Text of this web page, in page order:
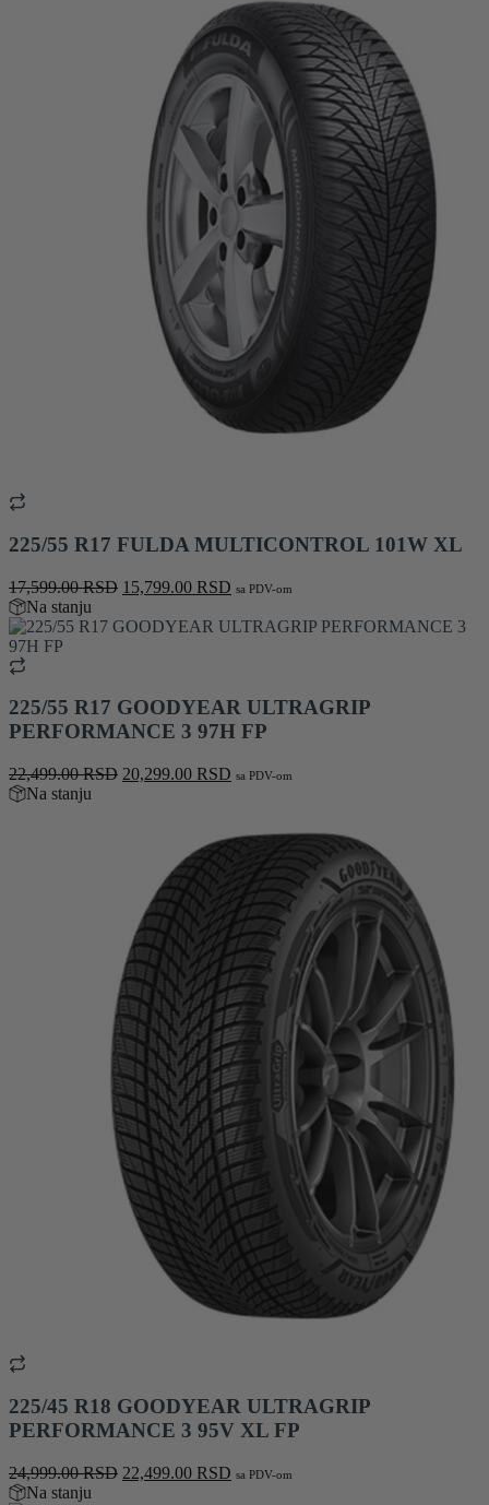
225/55 R17 FULDA MULTICONTROL 101W XL
17,599.00RSD Originalna
je
15,799.00 RSD Trenutna
je:
sa PDV-om
Na stanju
225/55 R17 GOODYEAR ULTRAGRIP
PERFORMANCE 3 97H FP
22,499.00RSD Originalna
22,499.00 RSD.
20,299.00 RSD Trenutna
20,299.00 RSD.
sa PDV-om
Na stanju
225/45 R18 GOODYEAR ULTRAGRIP
PERFORMANCE 3 95V XL FP
24,999.00RSD Originalna
22,499.00 RSD Trenutna
sa PDV-om
Na stanju